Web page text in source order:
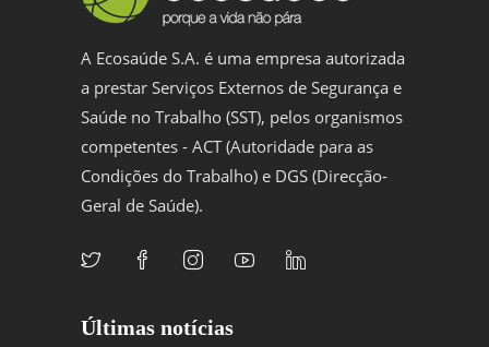
A Ecosaúde S.A. é uma empresa autorizada
a prestar Serviços Externos de Segurança e
Saúde no Trabalho (SST), pelos organismos
competentes - ACT (Autoridade para as
Condições do Trabalho) e DGS (Direcção-
Geral de Saúde).
Últimas notícias